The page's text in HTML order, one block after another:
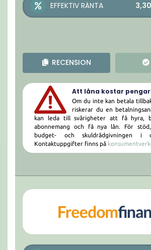
EFFEKTIV RÄNTA
RECENSION
Att låna kostar
Om du inte kan betala
riskerar du en
kan leda till svårigheter att få hyra,
abonnemang och få nya lån. För
budget- och skuldrådgivningen i
Kontaktuppgifter finns på